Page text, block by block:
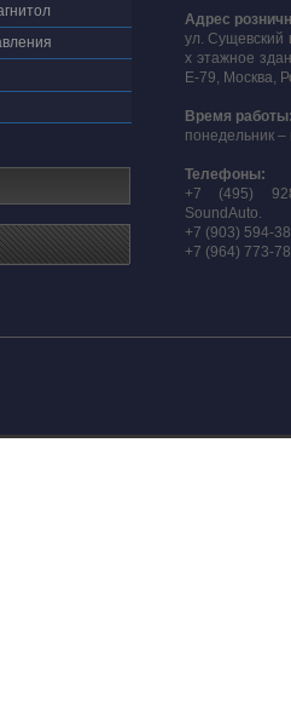
Адрес
ул. Сущевский
х этажное
E-79, Москва,
Время
понедельник –
Телефоны:
+7 (495)
SoundAuto.
+7 (903) 594-
+7 (964) 773-